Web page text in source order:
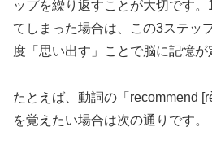
ップを繰り返すことが大切です
てしまった場合は、この3ステッ
度「思い出す」ことで脳に記憶が
たとえば、動詞の「recommend
を覚えたい場合は次の通りです。